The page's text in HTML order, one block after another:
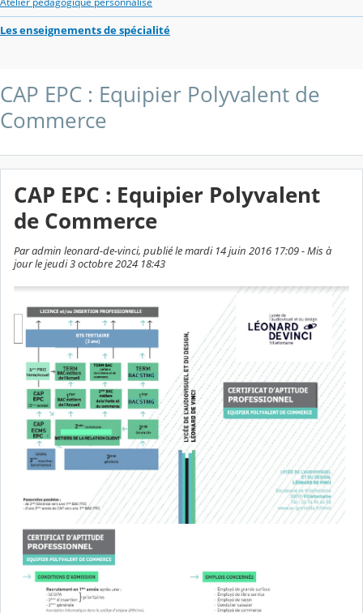
Les enseignements de spécialité
CAP EPC : Equipier Polyvalent de
Commerce
CAP EPC : Equipier Polyvalent
de Commerce
Par admin leonard-de-vinci, publié le mardi 14 juin 2016 17:09 - Mis à
jour le jeudi 3 octobre 2024 18:43